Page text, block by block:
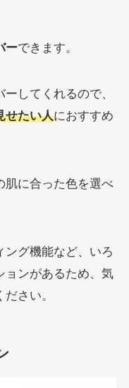
ーできます。
してくれるので、
せたい人におすすめ
肌に合った色を選べ
ング機能など、いろ
ョンがあるため、気
さい。